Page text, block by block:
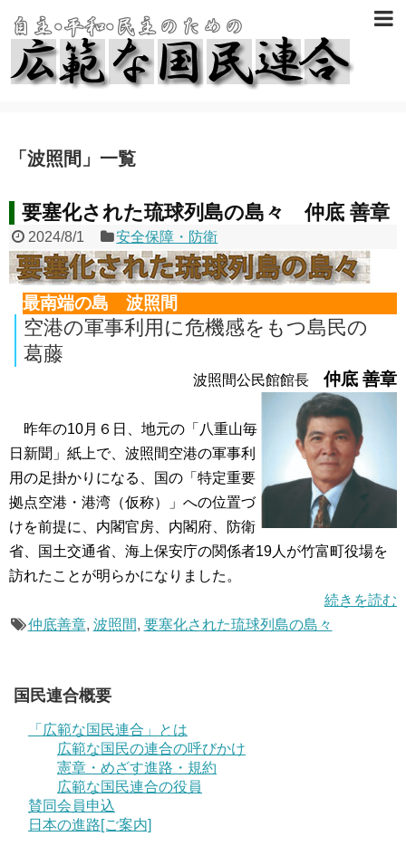
「 波照間 」 一覧
要塞化された琉球列島の島々 仲底 善章
2024/8/1 安全保障・防衛
最南端の島 波照間
空港の軍事利用に危機感をもつ島民の
葛藤
波照間公民館館長 仲底 善章
昨年の10月６日、地元の「八重山毎
日新聞」紙上で、波照間空港の軍事利
用の足掛かりになる、国の「特定重要
拠点空港・港湾（仮称）」への位置づ
けを前提に、内閣官房、内閣府、防衛
省、国土交通省、海上保安庁の関係者19人が竹富町役場を
訪れたことが明らかになりました。
続きを読む
仲底善章, 波照間, 要塞化された琉球列島の島々
国民連合概要
「広範な国民連合」とは
広範な国民の連合の呼びかけ
憲章・めざす進路・規約
広範な国民連合の役員
賛同会員申込
日本の進路[ご案内]